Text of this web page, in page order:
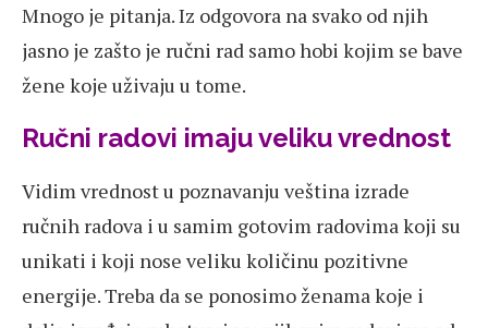
Mnogo je pitanja. Iz odgovora na svako od njih
jasno je zašto je ručni rad samo hobi kojim se bave
žene koje uživaju u tome.
Ručni radovi imaju veliku vrednost
Vidim vrednost u poznavanju veština izrade
ručnih radova i u samim gotovim radovima koji su
unikati i koji nose veliku količinu pozitivne
energije. Treba da se ponosimo ženama koje i